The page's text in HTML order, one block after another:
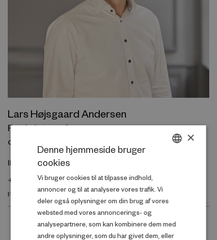
Lars Højsgaard Andersen
Forskningsprofessor og
chef for forskning i marginaliserede grupper
lha@rff.dk
+45 61 66 63 78
FAMILIE OG SOCIALE FORHOLD
×
Denne hjemmeside bruger
cookies
Vi bruger cookies til at tilpasse indhold,
annoncer og til at analysere vores trafik. Vi
deler også oplysninger om din brug af vores
websted med vores annoncerings- og
analysepartnere, som kan kombinere dem med
andre oplysninger, som du har givet dem, eller